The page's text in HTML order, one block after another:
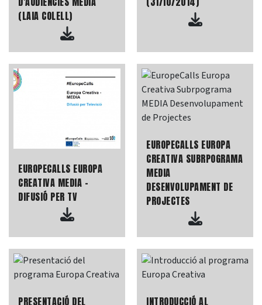
(LAIA COLELL)
EUROPECALLS EUROPA
CREATIVA MEDIA -
DIFUSIÓ PER TV
EUROPECALLS EUROPA
CREATIVA SUBRPOGRAMA
MEDIA
DESENVOLUPAMENT DE
PROJECTES
PRESENTACIÓ DEL INTRODUCCIÓ AL